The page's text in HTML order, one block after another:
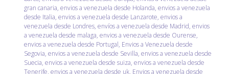
gran canaria,envios a venezuela desde Holanda,envios a venezuela
desde Italia,envios a venezuela desde Lanzarote,envios a
venezuela desde Londres,envíos a venezuela desde Madrid,envios
a venezuela desde malaga,envios a venezuela desde Ourense,
envios a venezuela desde Portugal, Envios a Venezuela desde
Segovia,envios a venezuela desde Sevilla,envios a venezuela desde
Suecia,envios a venezuela desde suiza,envios a venezuela desde
Tenerife,envios a venezuela desde uk, Envios a venezuela desde